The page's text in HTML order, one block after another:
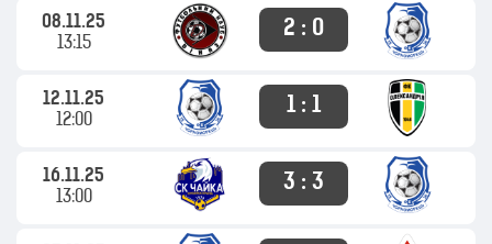
08.11.25
13:15
2 : 0
12.11.25
12:00
1 : 1
16.11.25
13:00
3 : 3